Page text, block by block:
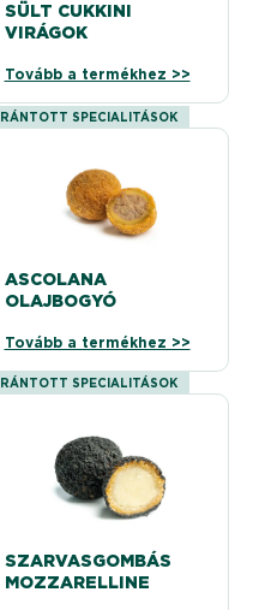
SÜLT CUKKINI
VIRÁGOK
Tovább a termékhez >>
RÁNTOTT SPECIALITÁSOK
ASCOLANA
OLAJBOGYÓ
Tovább a termékhez >>
RÁNTOTT SPECIALITÁSOK
SZARVASGOMBÁS
MOZZARELLINE